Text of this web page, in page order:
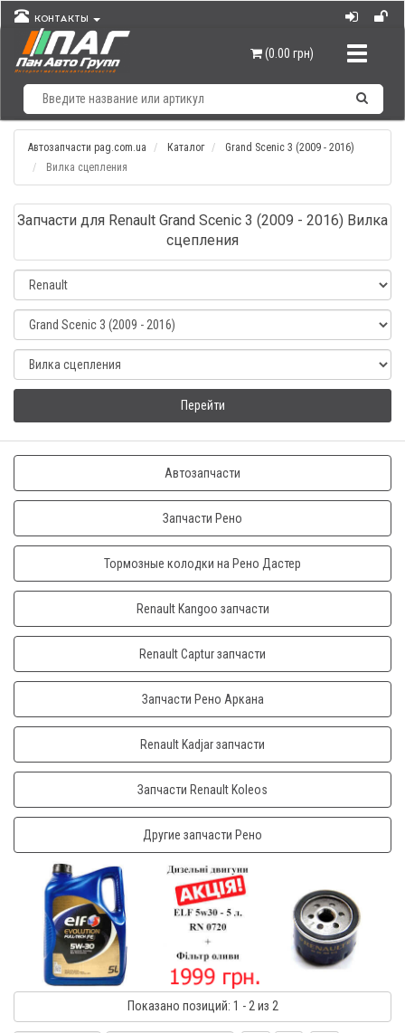
КОНТАКТЫ
(0.00 грн)
Автозапчасти pag.com.ua Каталог
Grand Scenic 3 (2009 - 2016)
Вилка сцепления
Запчасти для Renault Grand Scenic 3 (2009 - 2016) Вилка
сцепления
Перейти
Автозапчасти
Запчасти Рено
Тормозные колодки на Рено Дастер
Renault Kangoo запчасти
Renault Captur запчасти
Запчасти Рено Аркана
Renault Kadjar запчасти
Запчасти Renault Koleos
Другие запчасти Рено
Показано позиций: 1 - 2 из 2